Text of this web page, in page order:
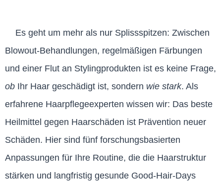
Es geht um mehr als nur Splissspitzen: Zwischen
Blowout-Behandlungen, regelmäßigen Färbungen
und einer Flut an Stylingprodukten ist es keine Frage,
ob Ihr Haar geschädigt ist, sondern wie stark. Als
erfahrene Haarpflegeexperten wissen wir: Das beste
Heilmittel gegen Haarschäden ist Prävention neuer
Schäden. Hier sind fünf forschungsbasierten
Anpassungen für Ihre Routine, die die Haarstruktur
stärken und langfristig gesunde Good-Hair-Days